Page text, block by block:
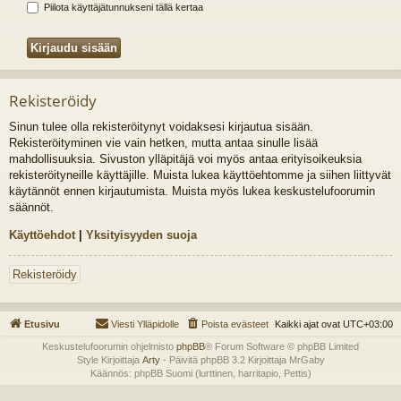
Piilota käyttäjätunnukseni tällä kertaa
Rekisteröidy
Sinun tulee olla rekisteröitynyt voidaksesi kirjautua sisään.
Rekisteröityminen vie vain hetken, mutta antaa sinulle lisää
mahdollisuuksia. Sivuston ylläpitäjä voi myös antaa erityisoikeuksia
rekisteröityneille käyttäjille. Muista lukea käyttöehtomme ja siihen liittyvät
käytännöt ennen kirjautumista. Muista myös lukea keskustelufoorumin
säännöt.
Käyttöehdot | Yksityisyyden suoja
Rekisteröidy
Etusivu Kaikki ajat ovat UTC+03:00
Poista evästeet
Viesti Ylläpidolle
Keskustelufoorumin ohjelmisto phpBB® Forum Software © phpBB Limited
Style Kirjoittaja Arty- Päivitä phpBB 3.2 Kirjoittaja MrGaby
Käännös: phpBB Suomi (lurttinen, harritapio, Pettis)